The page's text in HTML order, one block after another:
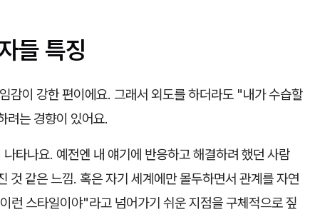
들 특징
감이 강한 편이에요. 그래서 외도를 하더라도 "내가 수습할
려는 경향이 있어요.
타나요. 예전엔 내 얘기에 반응하고 해결하려 했던 사람
것 같은 느낌. 혹은 자기 세계에만 몰두하면서 관계를 자연
런 스타일이야"라고 넘어가기 쉬운 지점을 구체적으로 짚